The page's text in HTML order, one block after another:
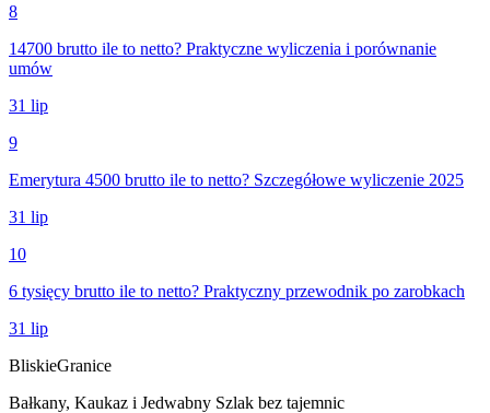
8
14700 brutto ile to netto? Praktyczne wyliczenia i porównanie
umów
31 lip
9
Emerytura 4500 brutto ile to netto? Szczegółowe wyliczenie 2025
31 lip
10
6 tysięcy brutto ile to netto? Praktyczny przewodnik po zarobkach
31 lip
BliskieGranice
Bałkany, Kaukaz i Jedwabny Szlak bez tajemnic